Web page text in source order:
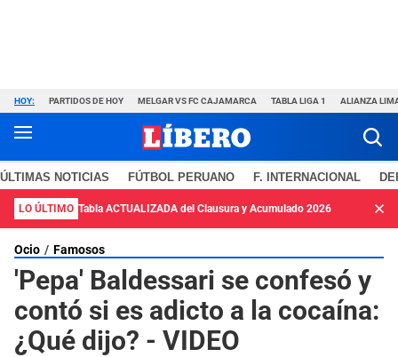
HOY: PARTIDOS DE HOY MELGAR VS FC CAJAMARCA TABLA LIGA 1 ALIANZA
ÚLTIMAS NOTICIAS FÚTBOL PERUANO F. INTERNACIONAL
LO ÚLTIMO Tabla ACTUALIZADA del Clausura y Acumulado 2026
Ocio Famosos
'Pepa' Baldessari se confesó y
contó si es adicto a la cocaína:
¿Qué dijo? - VIDEO